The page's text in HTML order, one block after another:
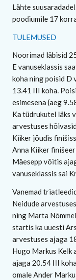
Lähte
poodiumile 17
TULEMUSED
Noorimad läbisid
E vanuseklassis
koha ning poisid D
13.41 III koha.
esimesena (aeg
Ka tüdrukutel läks
arvestuses
Kiiker jõudis
Anna Kiiker
Mäesepp võitis
vanuseklassis sai
Vanemad
Neidude
ning Marta
startis ka uuesti
arvestuses ajaga
Hugo Markus Kelk
ajaga 20.54 III
omale Ander